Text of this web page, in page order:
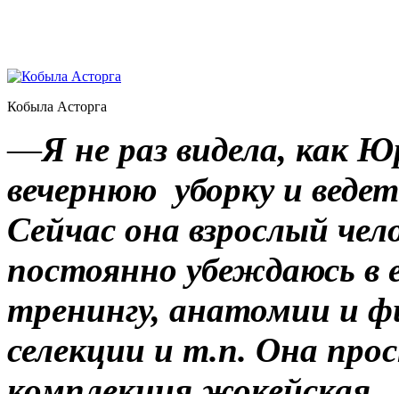
Кобыла Асторга
—Я не раз видела, как
вечернюю уборку и
Сейчас она взрослый
постоянно убеждаюсь в
тренингу, анатомии и
селекции и т.п. Она